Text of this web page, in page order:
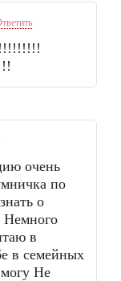
очень
по
о
Немного
в
в семейных
Не